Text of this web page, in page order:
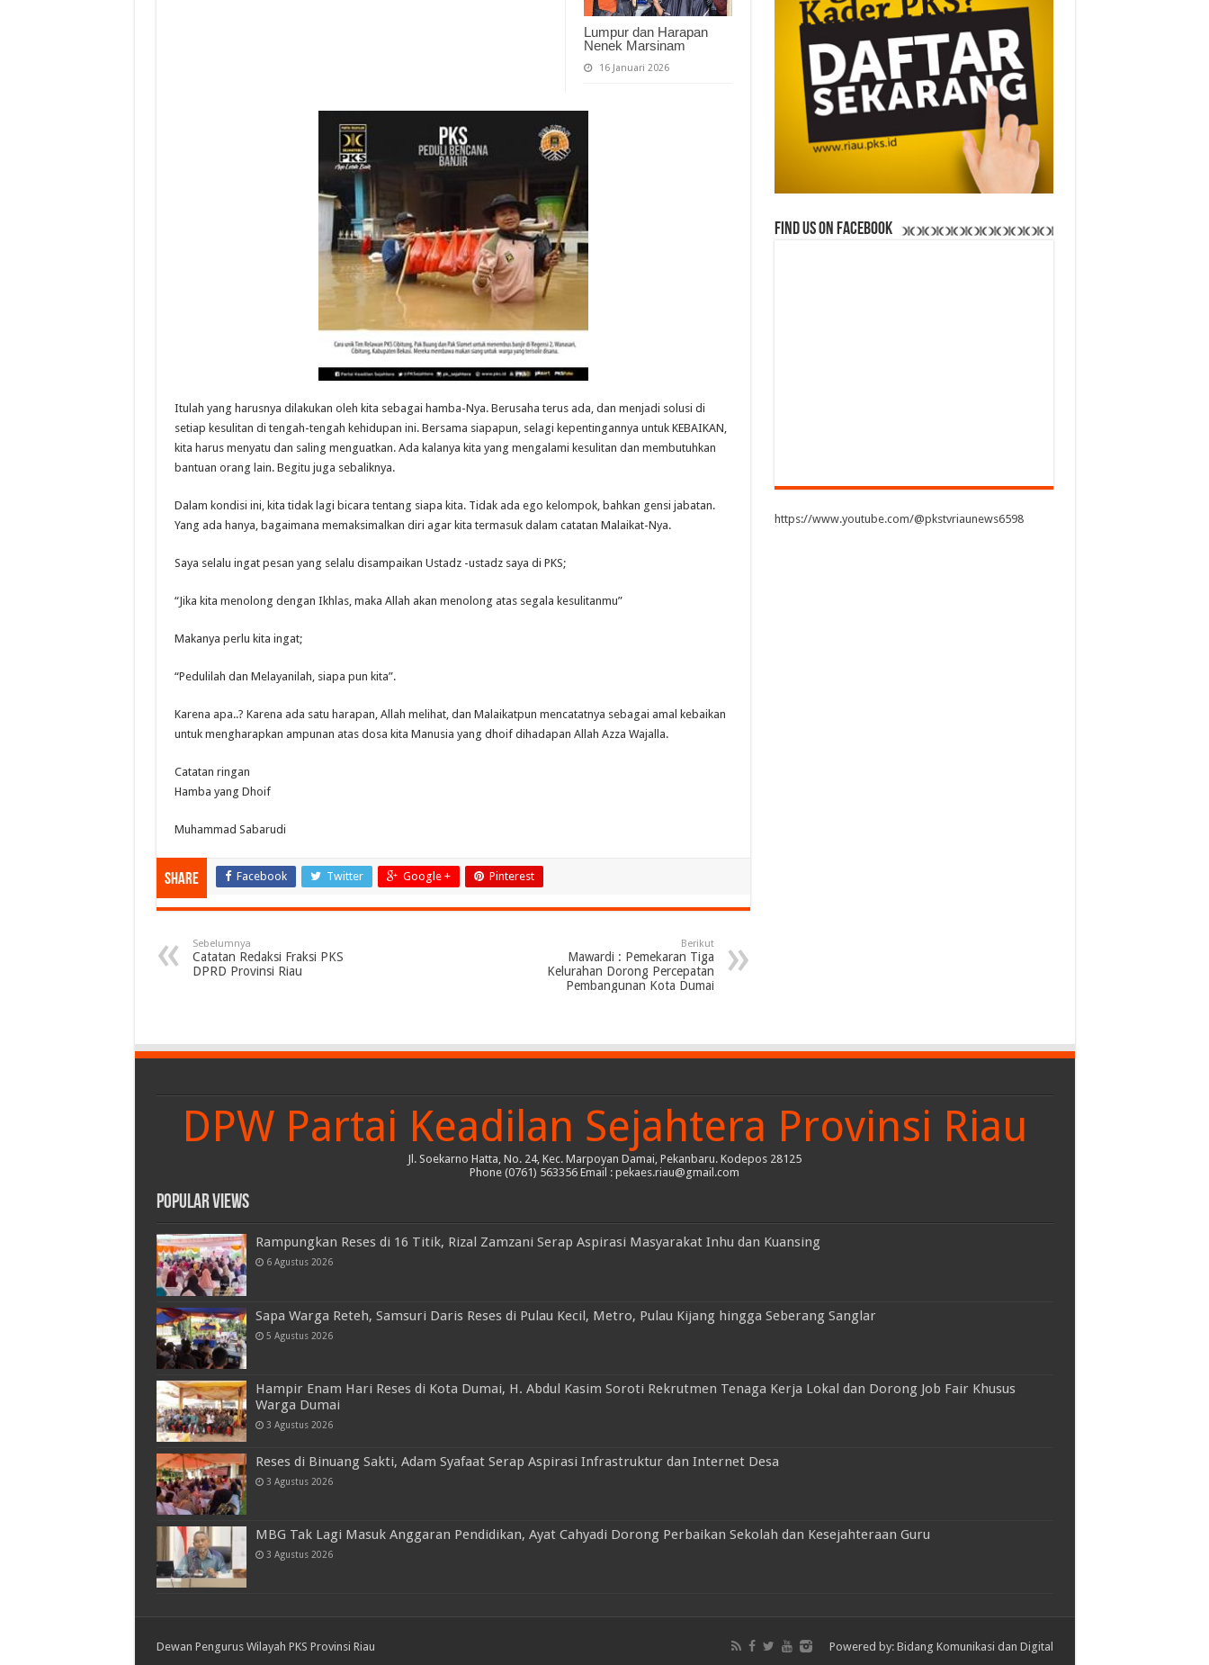
Lumpur dan Harapan
Nenek Marsinam
16 Januari 2026
Itulah yang harusnya dilakukan oleh kita sebagai hamba-Nya. Berusaha terus ada, dan menjadi solusi di
setiap kesulitan di tengah-tengah kehidupan ini. Bersama siapapun, selagi kepentingannya untuk KEBAIKAN,
kita harus menyatu dan saling menguatkan. Ada kalanya kita yang mengalami kesulitan dan membutuhkan
bantuan orang lain. Begitu juga sebaliknya.
Dalam kondisi ini, kita tidak lagi bicara tentang siapa kita. Tidak ada ego kelompok, bahkan gensi jabatan.
Yang ada hanya, bagaimana memaksimalkan diri agar kita termasuk dalam catatan Malaikat-Nya.
Saya selalu ingat pesan yang selalu disampaikan Ustadz -ustadz saya di PKS;
“Jika kita menolong dengan Ikhlas, maka Allah akan menolong atas segala kesulitanmu”
Makanya perlu kita ingat;
“Pedulilah dan Melayanilah, siapa pun kita”.
Karena apa..? Karena ada satu harapan, Allah melihat, dan Malaikatpun mencatatnya sebagai amal kebaikan
untuk mengharapkan ampunan atas dosa kita Manusia yang dhoif dihadapan Allah Azza Wajalla.
Catatan ringan
Hamba yang Dhoif
Muhammad Sabarudi
Share Facebook Twitter Google + Pinterest
Sebelumnya
Catatan Redaksi Fraksi PKS
DPRD Provinsi Riau
Berikut
Mawardi : Pemekaran Tiga
Kelurahan Dorong Percepatan
Pembangunan Kota Dumai
Find us on Facebook
https://www.youtube.com/@pkstvriaunews6598
DPW Partai Keadilan Sejahtera Provinsi Riau
Jl. Soekarno Hatta, No. 24, Kec. Marpoyan Damai, Pekanbaru. Kodepos 28125
Phone (0761) 563356 Email : pekaes.riau@gmail.com
Popular Views
Rampungkan Reses di 16 Titik, Rizal Zamzani Serap Aspirasi Masyarakat Inhu dan Kuansing
6 Agustus 2026
Sapa Warga Reteh, Samsuri Daris Reses di Pulau Kecil, Metro, Pulau Kijang hingga Seberang Sanglar
5 Agustus 2026
Hampir Enam Hari Reses di Kota Dumai, H. Abdul Kasim Soroti Rekrutmen Tenaga Kerja Lokal dan Dorong Job Fair Khusus
Warga Dumai
3 Agustus 2026
Reses di Binuang Sakti, Adam Syafaat Serap Aspirasi Infrastruktur dan Internet Desa
3 Agustus 2026
MBG Tak Lagi Masuk Anggaran Pendidikan, Ayat Cahyadi Dorong Perbaikan Sekolah dan Kesejahteraan Guru
3 Agustus 2026
Powered by: Bidang Komunikasi dan Digital
Dewan Pengurus Wilayah PKS Provinsi Riau